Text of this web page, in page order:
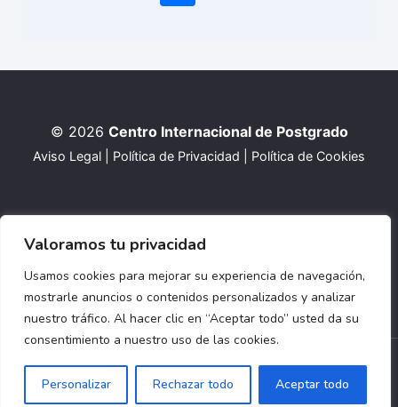
Valoramos tu privacidad
Usamos cookies para mejorar su experiencia de navegación,
mostrarle anuncios o contenidos personalizados y analizar
nuestro tráfico. Al hacer clic en “Aceptar todo” usted da su
consentimiento a nuestro uso de las cookies.
Personalizar Rechazar todo Aceptar todo
© 2026 Centro Internacional de Postgrado
Aviso Legal Política de Privacidad Política de Cookies